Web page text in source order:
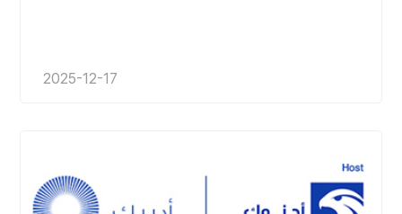
2025-12-17